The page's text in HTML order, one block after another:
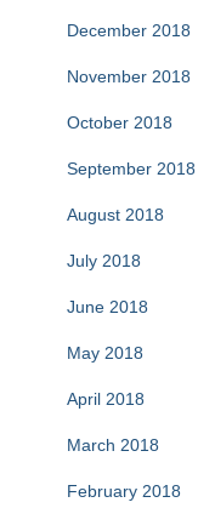
December 2018
November 2018
October 2018
September 2018
August 2018
July 2018
June 2018
May 2018
April 2018
March 2018
February 2018